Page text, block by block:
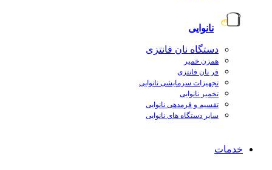
نانوایی
دستگاه نان فانتزی
همزن خمیر
فر نان فانتزی
تجهیزات سرمایشی نانوایی
تخمیر نانوایی
تقسیم و فرمدهی نانوایی
سایر دستگاه های نانوایی
خدمات